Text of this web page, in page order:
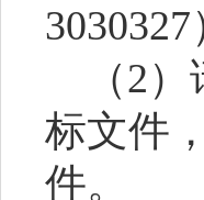
3030327
（2）
标文件
件。